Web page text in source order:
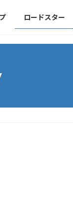
ロードスター